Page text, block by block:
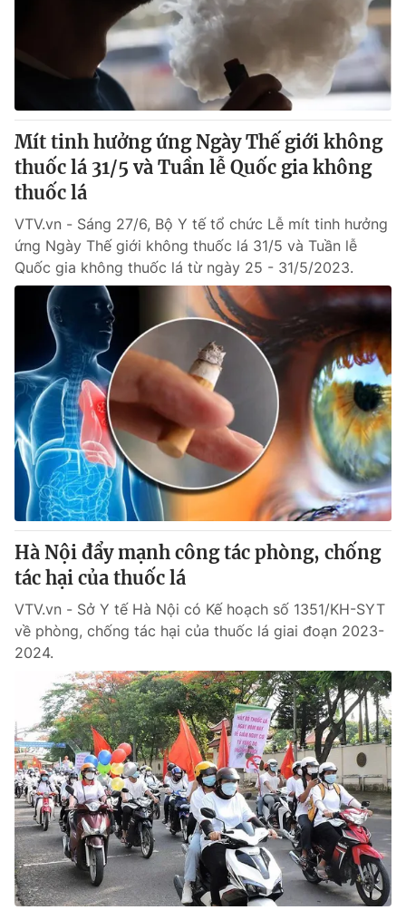
Thế giới đó đây
Câu chuyện quốc tế
Tài chính
Thị trường
Góc doanh nghiệp
Dữ liệu và đời sống
Truyền hình
Phim VTV
Hậu trường
Nhân vật
Khán giả
Giải sao mai
Giải trí
Điện ảnh
Âm nhạc
Đời sống
Du lịch
Làm đẹp
Chất lượng cuộc sống
Giáo dục
Tuyển sinh
Học trực tuyến
Công nghệ
Hitech Công nghệ tương lai
Sản phẩm
Thị trường
Tư vấn
Giao lưu trực tuyến
Lịch phát sóng
Chuyên mục khác
Emagazine Podcast
Photo Infographic
Video
VTV Money VTV Thể thao
VTV Sức khoẻ Bất động sản
Thị trường 24h Tấm lòng Việt
VTV4 Vươn mình bằng AI
Mít tinh hưởng ứng Ngày Thế giới không
thuốc lá 31/5 và Tuần lễ Quốc gia không
thuốc lá
VTV.vn - Sáng 27/6, Bộ Y tế tổ chức Lễ mít tinh hưởng
ứng Ngày Thế giới không thuốc lá 31/5 và Tuần lễ
Quốc gia không thuốc lá từ ngày 25 - 31/5/2023.
Hà Nội đẩy mạnh công tác phòng, chống
tác hại của thuốc lá
VTV.vn - Sở Y tế Hà Nội có Kế hoạch số 1351/KH-SYT
về phòng, chống tác hại của thuốc lá giai đoạn 2023-
2024.